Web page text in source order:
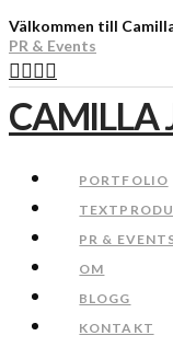
Välkommen till
PR & Events
CAMILLA
PORTFOLIO
PR &
OM
BLOGG
KONTAKT